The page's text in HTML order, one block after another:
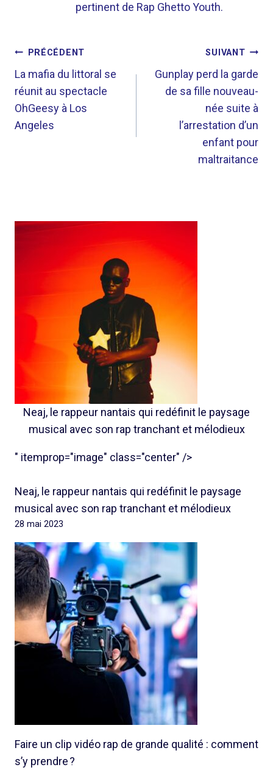
pertinent de Rap Ghetto Youth.
NAVIGATION
DE
L’ARTICLE
PRÉCÉDENT
La mafia du littoral se
réunit au spectacle
OhGeesy à Los
Angeles
SUIVANT
Gunplay perd la garde
de sa fille nouveau-
née suite à
l’arrestation d’un
enfant pour
maltraitance
Neaj, le rappeur nantais qui redéfinit le paysage
musical avec son rap tranchant et mélodieux
" itemprop="image" class="center" />
Neaj, le rappeur nantais qui redéfinit le paysage
musical avec son rap tranchant et mélodieux
28 mai 2023
Faire un clip vidéo rap de grande qualité : comment
s’y prendre ?